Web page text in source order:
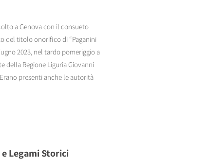
a Genova con il consueto
del titolo onorifico di “Paganini
2023, nel tardo pomeriggio a
della Regione Liguria Giovanni
presenti anche le autorità
Legami Storici